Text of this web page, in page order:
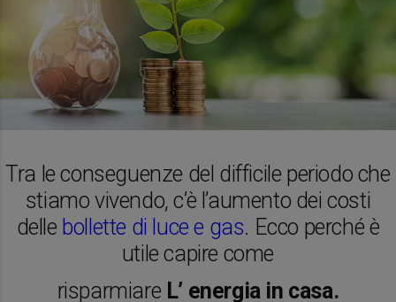
Tra le conseguenze del difficile periodo che
stiamo vivendo, c’è l’aumento dei costi
delle bollette di luce e gas. Ecco perché è
utile capire come
risparmiare L’ energia in casa.